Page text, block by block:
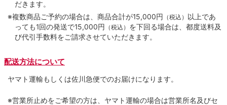
だきます。
※複数商品ご予約の場合は、商品合計が15,000円 （税込） 以上であ
っても1回の発送で15,000円 （税込） を下回る場合は、都度送料及
び代引手数料をご請求させていただきます。
配送方法について
ヤマト運輸もしくは佐川急便でのお届けになります。
※営業所止めをご希望の方は、ヤマト運輸の場合は営業所名及びセ